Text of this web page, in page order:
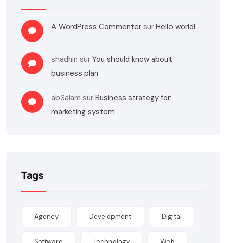
A WordPress Commenter surHello world!
shadhin surYou should know about
business plan
abSalam surBusiness strategy for
marketing system
Tags
Agency Development Digital